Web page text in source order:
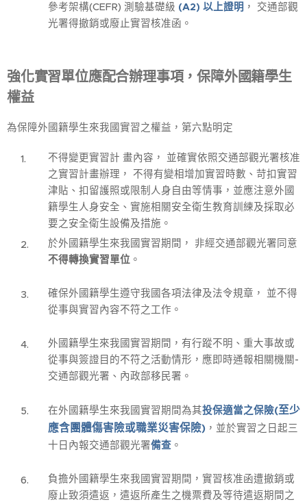
參考架構(CEFR) 測驗基礎級 (A2) 以上證明 ， 交通部觀
光署得撤銷或廢止實習核准函。
強化實習單位應配合辦理事項，保障外國籍學生
權益
為保障外國籍學生來我國實習之權益，第六點明定
不得變更實習計 畫內容， 並確實依照交通部觀光署核准
之實習計畫辦理， 不得有變相增加實習時數、苛扣實習
津貼、扣留護照或限制人身自由等情事，並應注意外國
籍學生人身安全、實施相關安全衛生教育訓練及採取必
要之安全衛生設備及措施。
於外國籍學生來我國實習期間， 非經交通部觀光署同意
不得轉換實習單位 。
確保外國籍學生遵守我國各項法律及法令規章， 並不得
從事與實習內容不符之工作。
外國籍學生來我國實習期間，有行蹤不明、重大事故或
從事與簽證目的不符之活動情形，應即時通報相關機關-
交通部觀光署、內政部移民署。
在外國籍學生來我國實習期間為其投保適當之保險(至少
應含團體傷害險或職業災害保險) ，並於實習之日起三
十日內報交通部觀光署備查 。
負擔外國籍學生來我國實習期間，實習核准函遭撤銷或
廢止致須遣返，遣返所產生之機票費及等待遣返期間之